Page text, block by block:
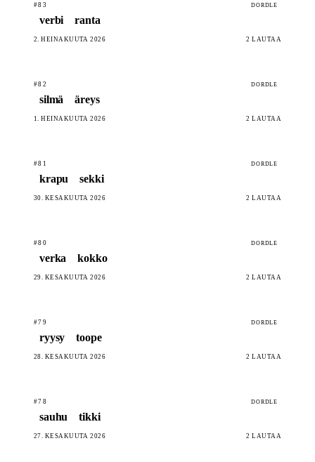
#83 DORDLE
verbi ranta
2. HEINÄKUUTA 2026 2 LAUTAA
#82 DORDLE
silmä äreys
1. HEINÄKUUTA 2026 2 LAUTAA
#81 DORDLE
krapu sekki
30. KESÄKUUTA 2026 2 LAUTAA
#80 DORDLE
verka kokko
29. KESÄKUUTA 2026 2 LAUTAA
#79 DORDLE
ryysy toope
28. KESÄKUUTA 2026 2 LAUTAA
#78 DORDLE
sauhu tikki
27. KESÄKUUTA 2026 2 LAUTAA